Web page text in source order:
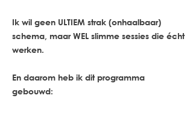
Ik wil geen ULTIEM strak (onhaalbaar)
schema, maar WEL slimme sessies die écht
werken.
En daarom heb ik dit programma
gebouwd: